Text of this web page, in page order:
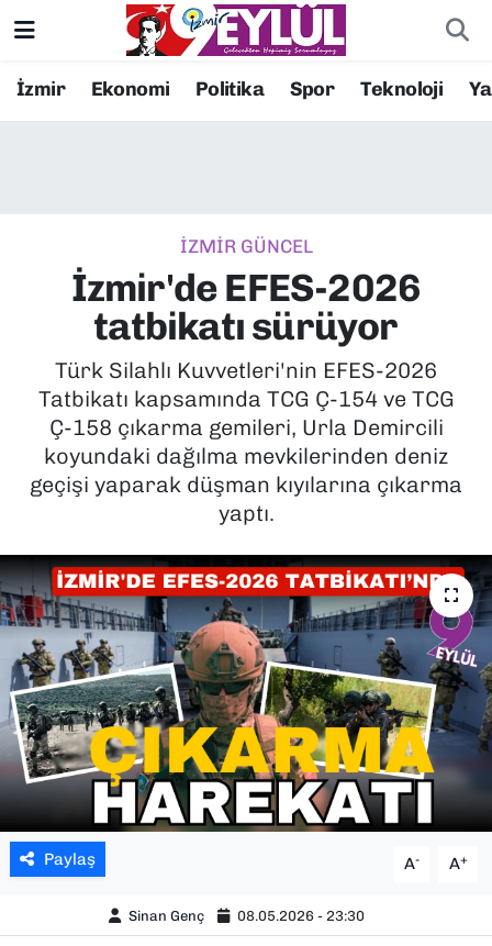
İzmir Ekonomi Politika Spor Teknoloji
İZMİR GÜNCEL
İzmir'de EFES-2026
tatbikatı sürüyor
Türk Silahlı Kuvvetleri'nin EFES-2026
Tatbikatı kapsamında TCG Ç-154 ve TCG
Ç-158 çıkarma gemileri, Urla Demircili
koyundaki dağılma mevkilerinden deniz
geçişi yaparak düşman kıyılarına çıkarma
yaptı.
Paylaş A- A+
Sinan Genç 08.05.2026 - 23:30
Resmi İlanlar
EKONOMİ
KÜLTÜR SANAT
MAGAZİN
POLİTİKA
SPOR
TEKNOLOJİ
YAŞAM
YEREL YÖNETİMLER
Konak Nöbetçi Eczaneler
Süper Lig Puan Durumu ve Fikstür
Tüm Manşetler
Son Dakika Haberleri
Haber Arşivi